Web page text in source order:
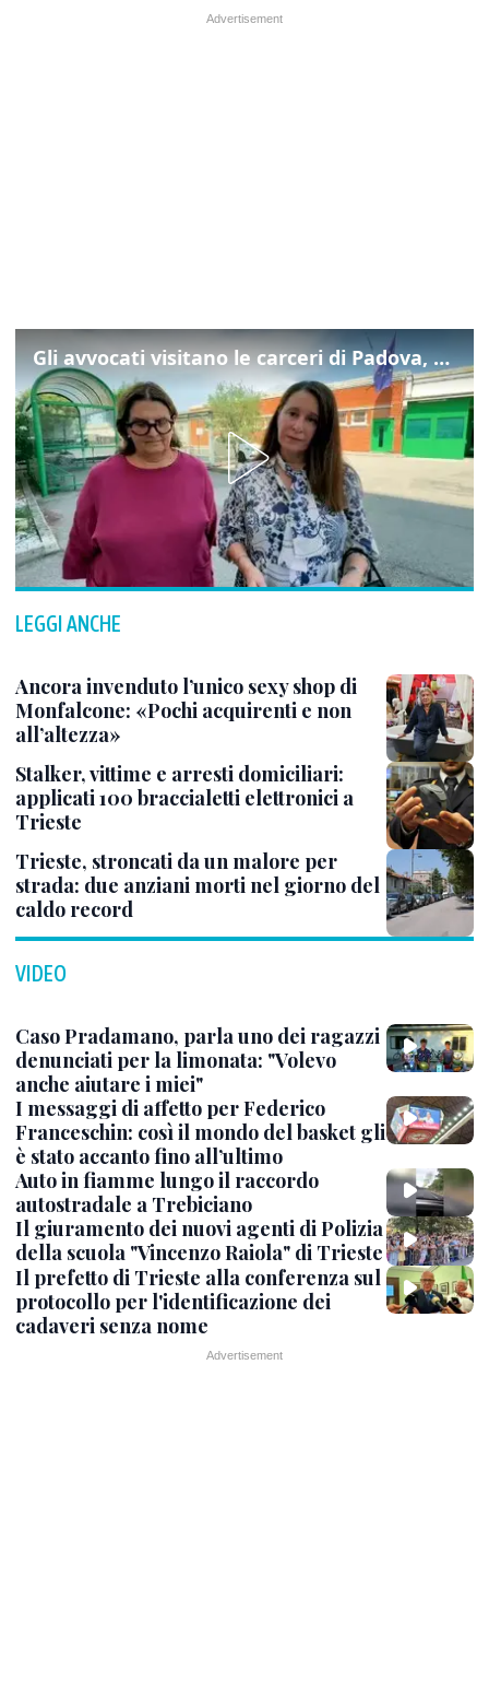
Gli avvocati visitano le carceri di Padova, ecco cosa hanno trovato
LEGGI ANCHE
Ancora invenduto l’unico sexy shop di
Monfalcone: «Pochi acquirenti e non
all’altezza»
Stalker, vittime e arresti domiciliari:
applicati 100 braccialetti elettronici a
Trieste
Trieste, stroncati da un malore per
strada: due anziani morti nel giorno del
caldo record
VIDEO
Caso Pradamano, parla uno dei ragazzi
denunciati per la limonata: "Volevo
anche aiutare i miei"
I messaggi di affetto per Federico
Franceschin: così il mondo del basket gli
è stato accanto fino all’ultimo
Auto in fiamme lungo il raccordo
autostradale a Trebiciano
Il giuramento dei nuovi agenti di Polizia
della scuola "Vincenzo Raiola" di Trieste
Il prefetto di Trieste alla conferenza sul
protocollo per l'identificazione dei
cadaveri senza nome